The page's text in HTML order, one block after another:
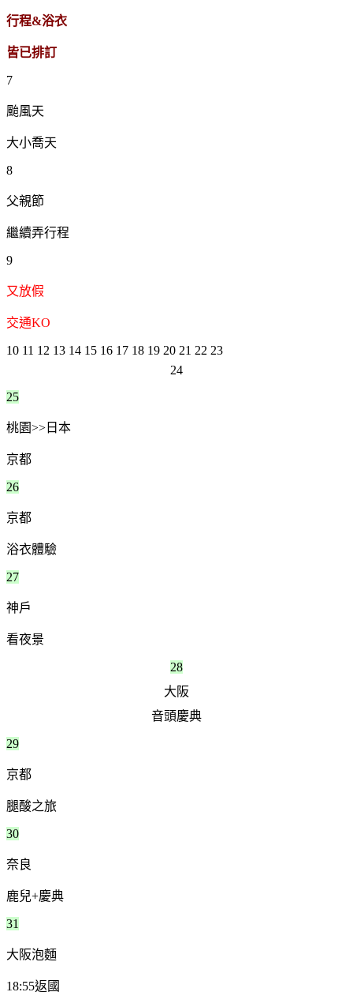
行程&浴衣
皆已排訂
7
颱風天
大小喬天
8
父親節
繼續弄行程
9
又放假
交通KO
10 11 12 13 14 15 16 17 18 19 20 21 22 23
24
25
桃園>>日本
京都
26
京都
浴衣體驗
27
神戶
看夜景
28
大阪
音頭慶典
29
京都
腿酸之旅
30
奈良
鹿兒+慶典
31
大阪泡麵
18:55返國